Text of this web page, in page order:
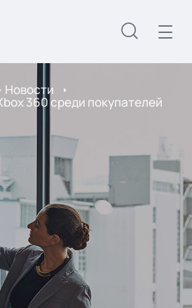
Новости
360 среди покупателей